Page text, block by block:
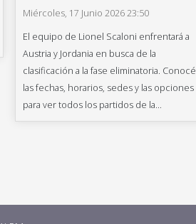
Miércoles, 17 Junio 2026 23:50
El equipo de Lionel Scaloni enfrentará a
Austria y Jordania en busca de la
clasificación a la fase eliminatoria. Conocé
las fechas, horarios, sedes y las opciones
para ver todos los partidos de la...